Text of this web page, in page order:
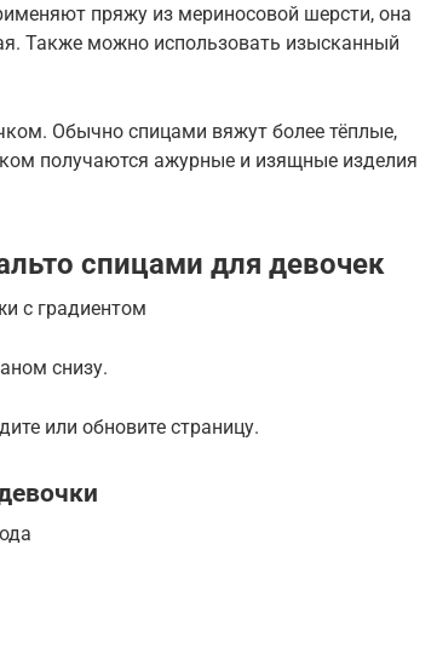
пряжу из мериносовой шерсти, она
Также можно использовать изысканный
Обычно спицами вяжут более тёплые,
получаются ажурные и изящные изделия
спицами для девочек
с градиентом
снизу.
или обновите страницу.